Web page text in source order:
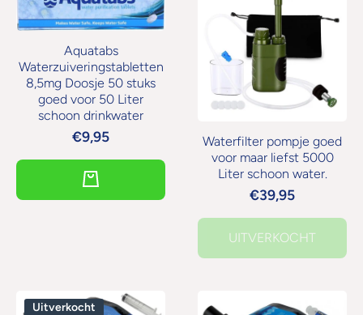
Aquatabs
Waterzuiveringstabletten
8,5mg Doosje 50 stuks
goed voor 50 Liter
schoon drinkwater
€9,95
Waterfilter pompje goed
voor maar liefst 5000
Liter schoon water.
€39,95
UITVERKOCHT
Uitverkocht